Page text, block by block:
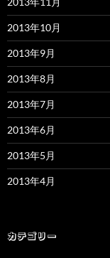
2013年10月
2013年9月
2013年8月
2013年7月
2013年6月
2013年5月
2013年4月
カテゴリー